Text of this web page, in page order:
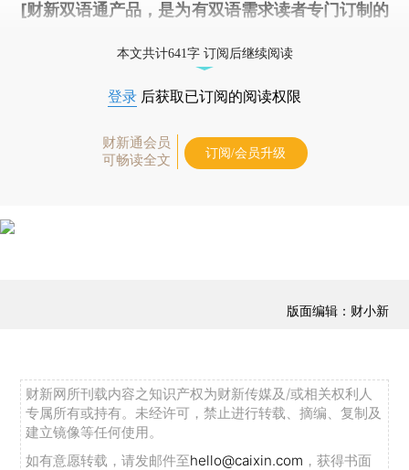
[财新双语通产品，是为有双语需求读者专门订制的
本文共计641字 订阅后继续阅读
登录 后获取已订阅的阅读权限
财新通会员
可畅读全文
订阅/会员升级
版面编辑：财小新
财新网所刊载内容之知识产权为财新传媒及/或相关权利人
专属所有或持有。未经许可，禁止进行转载、摘编、复制及
建立镜像等任何使用。
如有意愿转载，请发邮件至hello@caixin.com ，获得书面